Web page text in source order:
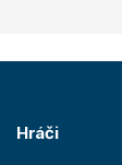
Hráči